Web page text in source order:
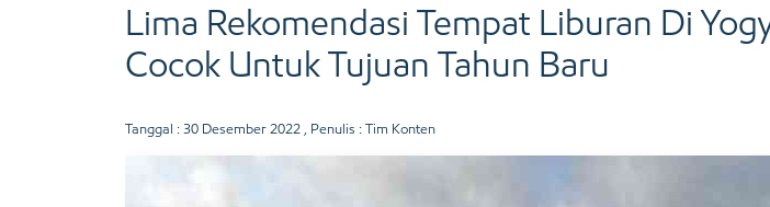
Lima Rekomendasi Tempat Liburan Di
Cocok Untuk Tujuan Tahun Baru
Tanggal : 30 Desember 2022 , Penulis : Tim Konten